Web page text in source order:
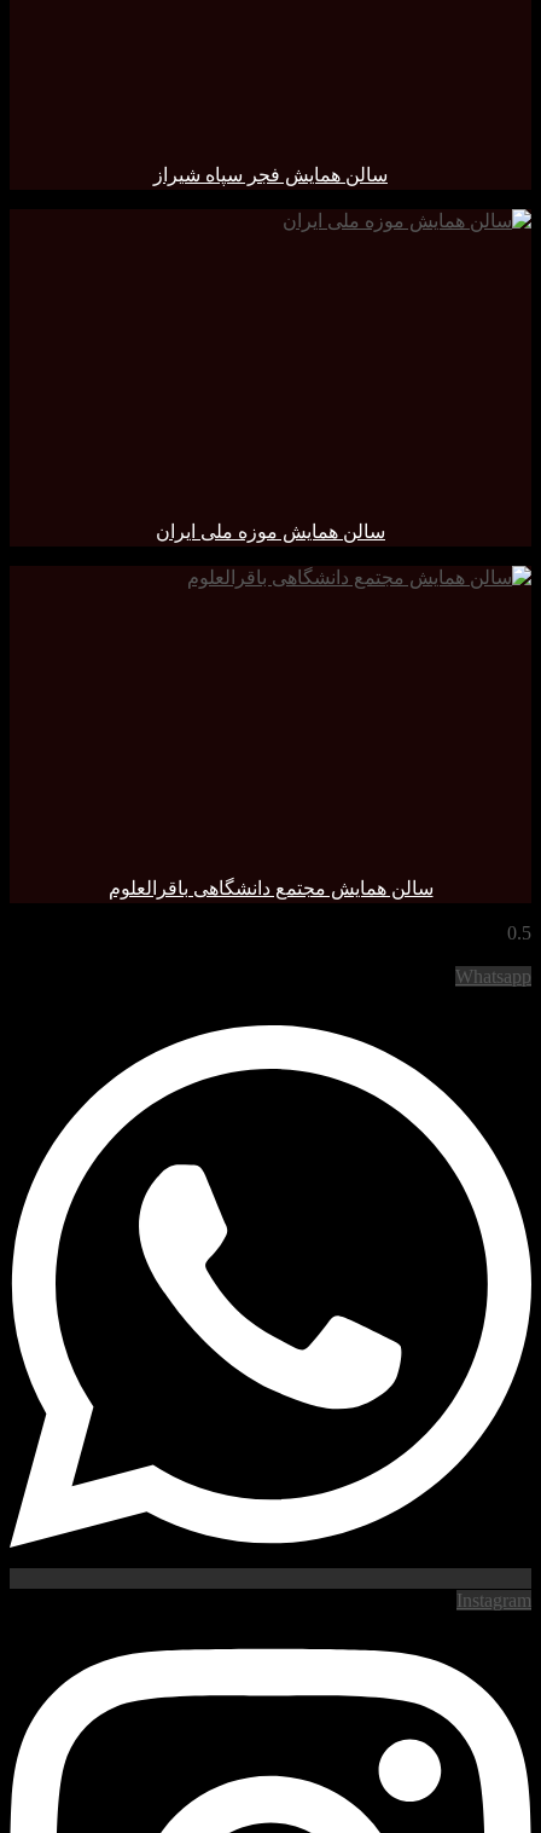
سالن همایش فجر سپاه شیراز
سالن همایش موزه ملی ایران
سالن همایش مجتمع دانشگاهی باقرالعلوم